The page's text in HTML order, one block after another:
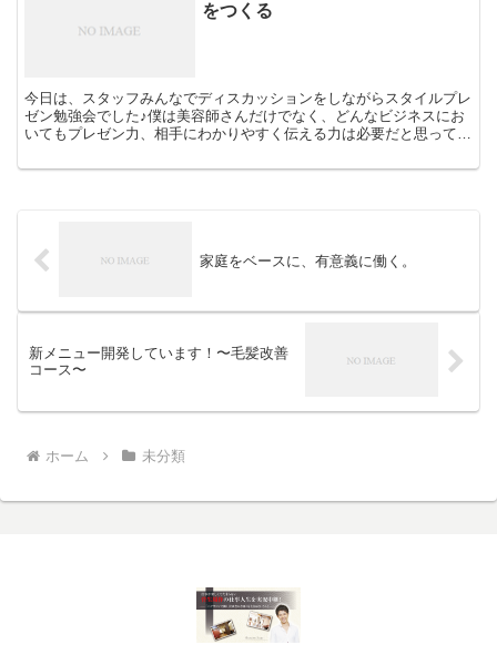
をつくる
今日は、スタッフみんなでディスカッションをしながらスタイルプレ
ゼン勉強会でした♪僕は美容師さんだけでなく、どんなビジネスにお
いてもプレゼン力、相手にわかりやすく伝える力は必要だと思ってい
家庭をベースに、有意義に働く。
新メニュー開発しています！〜毛髪改善
コース〜
ホーム 未分類